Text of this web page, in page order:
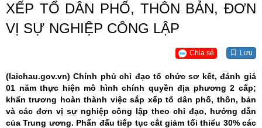
XẾP TỔ DÂN PHỐ, THÔN BẢN, ĐƠN
VỊ SỰ NGHIỆP CÔNG LẬP
Chia sẻ Lưu
(laichau.gov.vn) Chính phủ chỉ đạo tổ chức sơ kết, đánh giá
01 năm thực hiện mô hình chính quyền địa phương 2 cấp;
khẩn trương hoàn thành việc sắp xếp tổ dân phố, thôn, bản
và các đơn vị sự nghiệp công lập theo chỉ đạo, hướng dẫn
của Trung ương. Phấn đấu tiếp tục cắt giảm tối thiểu 30% các